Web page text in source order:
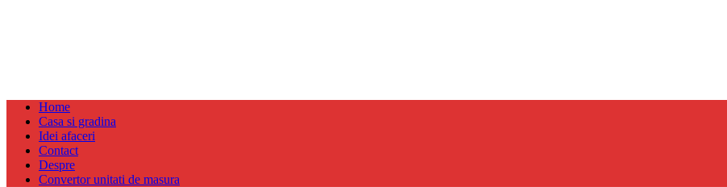
Home
Casa si gradina
Idei afaceri
Contact
Despre
Convertor unitati de masura